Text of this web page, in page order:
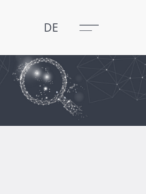
DE Menü
Schließen